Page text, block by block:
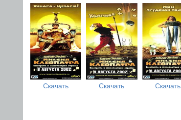
Скачать Скачать Скачать